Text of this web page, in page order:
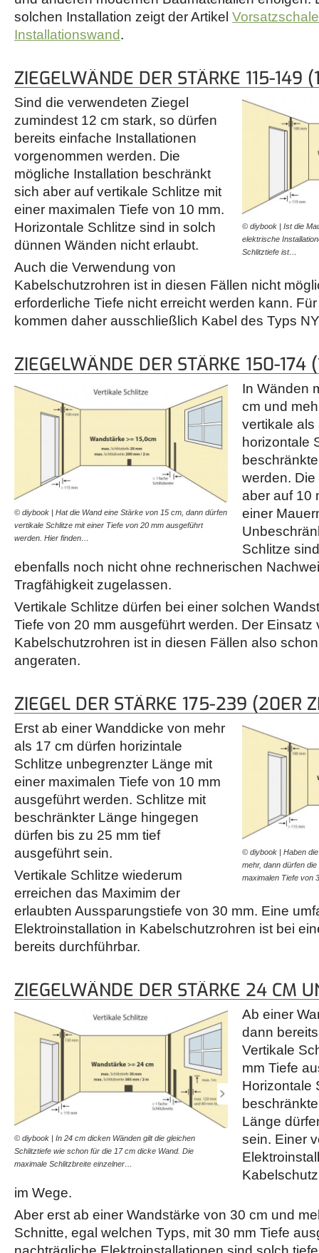
solchen Installation zeigt der Artikel
Installationswand.
ZIEGELWÄNDE DER STÄRKE 115-149
© diybook | Ist die
elektrische
Schlitztiefe ist…
Sind die verwendeten Ziegel
zumindest 12 cm stark, so dürfen
bereits einfache Installationen
vorgenommen werden. Die
mögliche Installation beschränkt
sich aber auf vertikale Schlitze mit
einer maximalen Tiefe von 10 mm.
Horizontale Schlitze sind in solch
dünnen Wänden nicht erlaubt.
Auch die Verwendung von
Kabelschutzrohren ist in diesen Fällen nicht
erforderliche Tiefe nicht erreicht werden kann.
kommen daher ausschließlich Kabel des Typs
ZIEGELWÄNDE DER STÄRKE 150-174
© diybook | Hat die Wand eine Stärke von 15 cm, dann dürfen
vertikale Schlitze mit einer Tiefe von 20 mm ausgeführt
werden. Hier finden…
In Wänden
cm und
vertikale
horizontale
werden. Die
aber auf 10
einer
Schlitze
ebenfalls noch nicht ohne rechnerischen
Tragfähigkeit zugelassen.
Vertikale Schlitze dürfen bei einer solchen
Tiefe von 20 mm ausgeführt werden. Der Einsatz
Kabelschutzrohren ist in diesen Fällen also
angeraten.
ZIEGEL DER STÄRKE 175-239 (20ER
© diybook | Haben
mehr, dann dürfen
maximalen Tiefe von
Erst ab einer Wanddicke von mehr
als 17 cm dürfen horizintale
Schlitze unbegrenzter Länge mit
einer maximalen Tiefe von 10 mm
ausgeführt werden. Schlitze mit
beschränkter Länge hingegen
dürfen bis zu 25 mm tief
ausgeführt sein.
Vertikale Schlitze wiederum
erreichen das Maximim der
erlaubten Aussparungstiefe von 30 mm. Eine
Elektroinstallation in Kabelschutzrohren ist bei
bereits durchführbar.
ZIEGELWÄNDE DER STÄRKE 24 CM
© diybook | In 24 cm dicken Wänden gilt die gleichen
Schlitztiefe wie schon für die 17 cm dicke Wand. Die
maximale Schlitzbreite einzelner…
© diybook | Hat die
sowohl Schlitze mit
unbeschränkter Länge
Ab einer
dann
Vertikale
mm Tiefe
Horizontale
Länge
sein. Einer
im Wege.
Aber erst ab einer Wandstärke von 30 cm und
Schnitte, egal welchen Typs, mit 30 mm Tiefe